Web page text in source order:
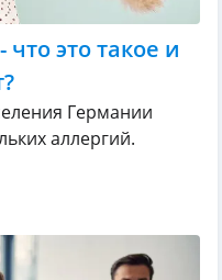
это такое и
Германии
аллергий.